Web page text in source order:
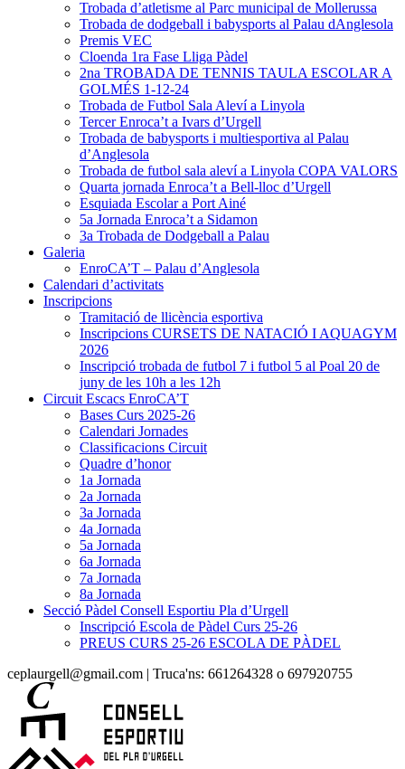
Trobada d’atletisme al Parc municipal de Mollerussa
Trobada de dodgeball i babysports al Palau dAnglesola
Premis VEC
Cloenda 1ra Fase Lliga Pàdel
2na TROBADA DE TENNIS TAULA ESCOLAR A
GOLMÉS 1-12-24
Trobada de Futbol Sala Aleví a Linyola
Tercer Enroca’t a Ivars d’Urgell
Trobada de babysports i multiesportiva al Palau
d’Anglesola
Trobada de futbol sala aleví a Linyola COPA VALORS
Quarta jornada Enroca’t a Bell-lloc d’Urgell
Esquiada Escolar a Port Ainé
5a Jornada Enroca’t a Sidamon
3a Trobada de Dodgeball a Palau
Galeria
EnroCA’T – Palau d’Anglesola
Calendari d’activitats
Inscripcions
Tramitació de llicència esportiva
Inscripcions CURSETS DE NATACIÓ I AQUAGYM
2026
Inscripció trobada de futbol 7 i futbol 5 al Poal 20 de
juny de les 10h a les 12h
Circuit Escacs EnroCA’T
Bases Curs 2025-26
Calendari Jornades
Classificacions Circuit
Quadre d’honor
1a Jornada
2a Jornada
3a Jornada
4a Jornada
5a Jornada
6a Jornada
7a Jornada
8a Jornada
Secció Pàdel Consell Esportiu Pla d’Urgell
Inscripció Escola de Pàdel Curs 25-26
PREUS CURS 25-26 ESCOLA DE PÀDEL
ceplaurgell@gmail.com | Truca'ns: 661264328 o 697920755